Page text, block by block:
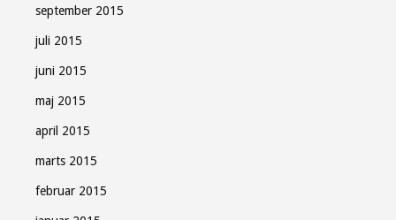
september 2015
juli 2015
juni 2015
maj 2015
april 2015
marts 2015
februar 2015